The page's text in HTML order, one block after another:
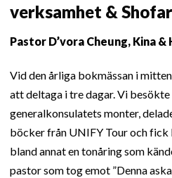
verksamhet &
Pastor D’vora Cheung, Kina &
Vid den årliga bokmässan i
att deltaga i tre dagar. Vi
generalkonsulatets monter,
böcker från UNIFY Tour och
bland annat en tonåring som
pastor som tog emot ”Denna